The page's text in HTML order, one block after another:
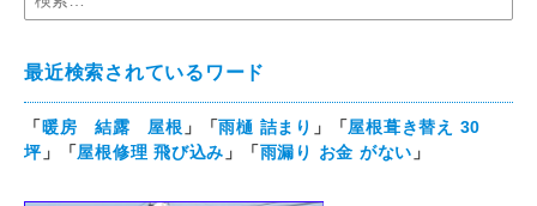
最近検索されているワード
「暖房 結露 屋根 」「雨樋 詰まり 」「屋根葺き替え 30
坪」「屋根修理 飛び込み 」「雨漏り お金 がない 」